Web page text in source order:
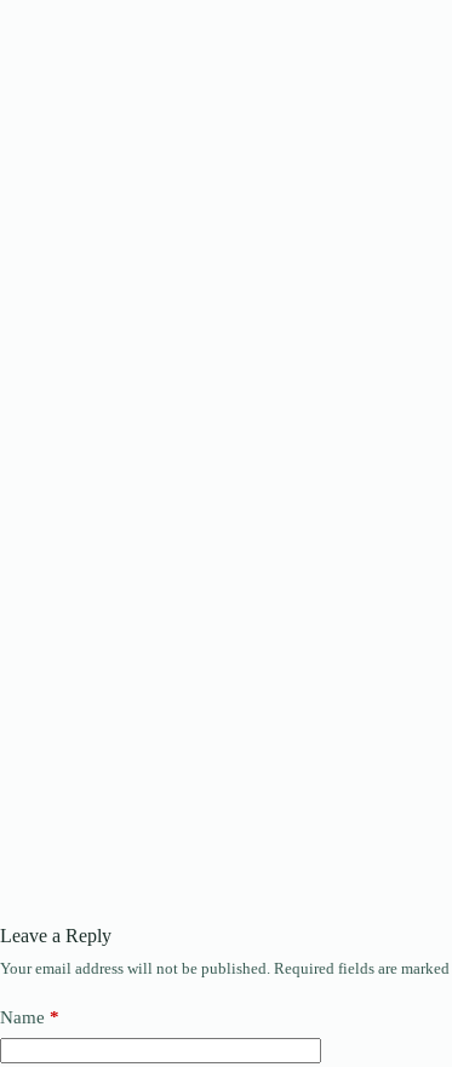
Leave a Reply
Your email address will not be published. Required fields are marked
Name *